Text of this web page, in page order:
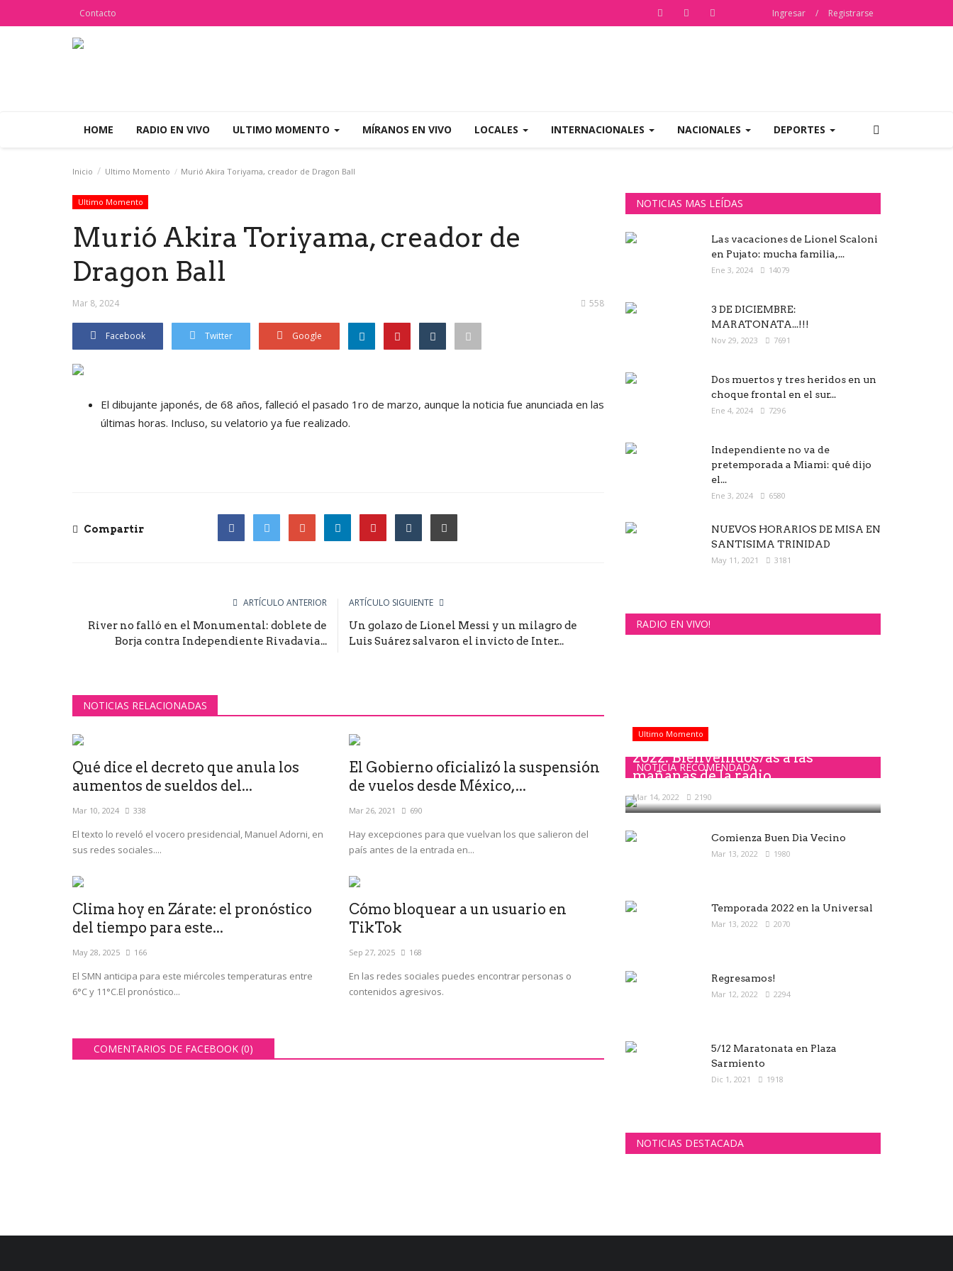
Contacto Ingresar / Registrarse
HOME RADIO EN VIVO ULTIMO MOMENTO MÍRANOS EN VIVO LOCALES INTERNACIONALES NACIONALES DEPORTES
Inicio Ultimo Momento Murió Akira Toriyama, creador de Dragon Ball
Ultimo Momento
Murió Akira Toriyama, creador de
Dragon Ball
Mar 8, 2024 558
Facebook Twitter Google
El dibujante japonés, de 68 años, falleció el pasado 1ro de marzo, aunque la noticia fue anunciada en las
últimas horas. Incluso, su velatorio ya fue realizado.
Compartir
ARTÍCULO ANTERIOR
River no falló en el Monumental: doblete de
Borja contra Independiente Rivadavia...
ARTÍCULO SIGUIENTE
Un golazo de Lionel Messi y un milagro de
Luis Suárez salvaron el invicto de Inter...
NOTICIAS RELACIONADAS
Qué dice el decreto que anula los
aumentos de sueldos del...
Mar 10, 2024 338
El texto lo reveló el vocero presidencial, Manuel Adorni, en
sus redes sociales....
El Gobierno oficializó la suspensión
de vuelos desde México,...
Mar 26, 2021 690
Hay excepciones para que vuelvan los que salieron del
país antes de la entrada en...
Clima hoy en Zárate: el pronóstico
del tiempo para este...
May 28, 2025 166
El SMN anticipa para este miércoles temperaturas entre
6°C y 11°C.El pronóstico...
Cómo bloquear a un usuario en
TikTok
Sep 27, 2025 168
En las redes sociales puedes encontrar personas o
contenidos agresivos.
COMENTARIOS DE FACEBOOK (0)
NOTICIAS MAS LEÍDAS
Las vacaciones de Lionel Scaloni
en Pujato: mucha familia,...
Ene 3, 2024 14079
3 DE DICIEMBRE:
MARATONATA...!!!
Nov 29, 2023 7691
Dos muertos y tres heridos en un
choque frontal en el sur...
Ene 4, 2024 7296
Independiente no va de
pretemporada a Miami: qué dijo
el...
Ene 3, 2024 6580
NUEVOS HORARIOS DE MISA EN
SANTISIMA TRINIDAD
May 11, 2021 3181
RADIO EN VIVO!
NOTICIA RECOMENDADA
Ultimo Momento
2022: Bienvenidos/as a las
mañanas de la radio
Mar 14, 2022 2190
Comienza Buen Dìa Vecino
Mar 13, 2022 1980
Temporada 2022 en la Universal
Mar 13, 2022 2070
Regresamos!
Mar 12, 2022 2294
5/12 Maratonata en Plaza
Sarmiento
Dic 1, 2021 1918
NOTICIAS DESTACADA